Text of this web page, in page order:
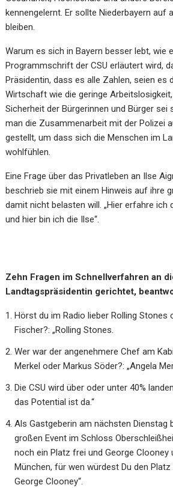
kennengelernt. Er sollte Niederbayern auf
bleiben.
Warum es sich in Bayern besser lebt, wie
Programmschrift der CSU erläutert wird,
Präsidentin, dass es alle Zahlen, seien es
Wirtschaft wie die geringe
Sicherheit der Bürgerinnen und Bürger sei
man die Zusammenarbeit mit der Polizei
gestellt, um dass sich die Menschen im
wohlfühlen.
Eine Frage über das Privatleben an Ilse
beschrieb sie mit einem Hinweis auf ihre
damit nicht belasten will. „Hier erfahre ich
und hier bin ich die Ilse“.
Zehn Fragen im Schnellverfahren an
Landtagspräsidentin gerichtet,
Hörst du im Radio lieber Rolling Stones
Fischer?: „Rolling Stones.
Wer war der angenehmere Chef am
Merkel oder Markus Söder?: „Angela
Die CSU wird über oder unter 40%
das Potential ist da.“
Als Gastgeberin am nächsten Dienstag
großen Event im Schloss
noch ein Platz frei und George Clooney
München, für wen würdest Du den Platz
George Clooney“.